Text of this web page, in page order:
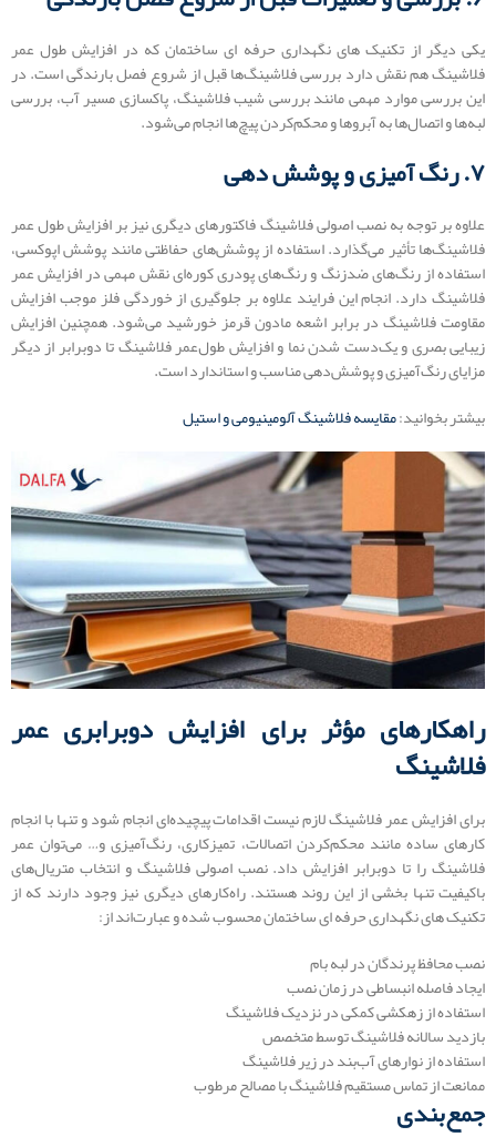
یکی دیگر از تکنیک های نگهداری حرفه ای ساختمان که در افزایش طول عمر
فلاشینگ هم نقش دارد بررسی فلاشینگ‌ها قبل از شروع فصل بارندگی است. در
این بررسی موارد مهمی مانند بررسی شیب فلاشینگ، پاکسازی مسیر آب، بررسی
لبه‌ها و اتصال‌ها به آبروها و محکم‌کردن پیچ‌ها انجام می‌شود.
۷. رنگ ‌آمیزی و پوشش دهی
علاوه بر توجه به نصب اصولی فلاشینگ فاکتورهای دیگری نیز بر افزایش طول عمر
فلاشینگ‌ها تأثیر می‌گذارد. استفاده از پوشش‌های حفاظتی مانند پوشش اپوکسی،
استفاده از رنگ‌های ضدزنگ و رنگ‌های پودری کوره‌ای نقش مهمی در افزایش عمر
فلاشینگ دارد. انجام این فرایند علاوه بر جلوگیری از خوردگی فلز موجب افزایش
مقاومت فلاشینگ در برابر اشعه مادون قرمز خورشید می‌شود. همچنین افزایش
زیبایی بصری و یک‌دست شدن نما و افزایش طول‌عمر فلاشینگ تا دوبرابر از دیگر
مزایای رنگ‌آمیزی و پوشش‌دهی مناسب و استاندارد است.
بیشتر بخوانید:مقایسه فلاشینگ آلومینیومی و استیل
راهکارهای مؤثر برای افزایش دوبرابری عمر
فلاشینگ
برای افزایش عمر فلاشینگ لازم نیست اقدامات پیچیده‌ای انجام شود و تنها با انجام
کارهای ساده مانند محکم‌کردن اتصالات، تمیزکاری، رنگ‌آمیزی و… می‌توان عمر
فلاشینگ را تا دوبرابر افزایش داد. نصب اصولی فلاشینگ و انتخاب متریال‌های
باکیفیت تنها بخشی از این روند هستند. راه‌کارهای دیگری نیز وجود دارند که از
تکنیک های نگهداری حرفه ای ساختمان محسوب شده و عبارت‌اند از:
نصب محافظ پرندگان در لبه بام
ایجاد فاصله انبساطی در زمان نصب
استفاده از زهکشی کمکی در نزدیک فلاشینگ
بازدید سالانه فلاشینگ توسط متخصص
استفاده از نوارهای آب‌بند در زیر فلاشینگ
ممانعت از تماس مستقیم فلاشینگ با مصالح مرطوب
جمع‌بندی